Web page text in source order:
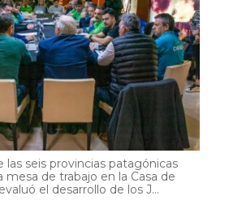
las seis provincias patagónicas
mesa de trabajo en la Casa de
el desarrollo de los J...